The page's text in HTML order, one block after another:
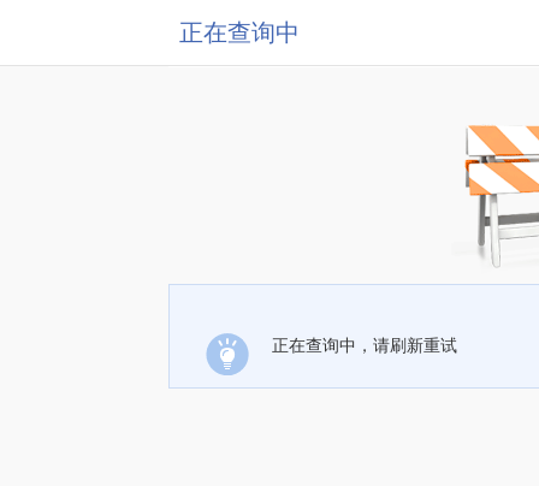
正在查询中
正在查询中，请刷新重试